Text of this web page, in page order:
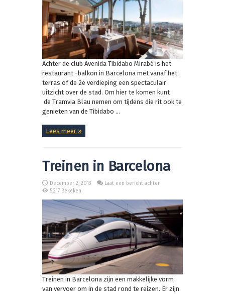
Achter de club Avenida Tibidabo Mirabé is het
restaurant -balkon in Barcelona met vanaf het
terras of de 2e verdieping een spectaculair
uitzicht over de stad. Om hier te komen kunt
de Tramvia Blau nemen om tijdens die rit ook te
genieten van de Tibidabo ...
Lees meer »
Treinen in Barcelona
December 2, 2013
Laat een bericht achter
5,217 Bekeken
Treinen in Barcelona zijn een makkelijke vorm
van vervoer om in de stad rond te reizen. Er zijn